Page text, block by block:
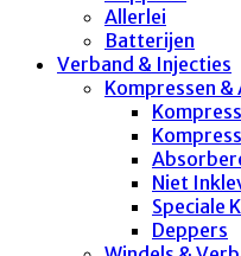
Allerlei
Batterijen
Verband & Injecties
Kompressen
Niet
Speciale
Deppers